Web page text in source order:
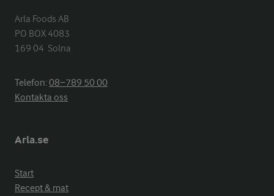
Arla Foods AB
PO BOX 4083
169 04  Solna
Telefon:08−789 50 00
Kontakta oss
Arla.se
Start
Recept & mat